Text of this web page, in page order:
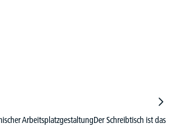
ArbeitsplatzgestaltungDer Schreibtisch ist das